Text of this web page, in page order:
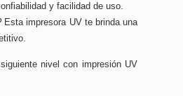
y facilidad de uso.
Esta impresora UV te brinda una
nivel con impresión UV